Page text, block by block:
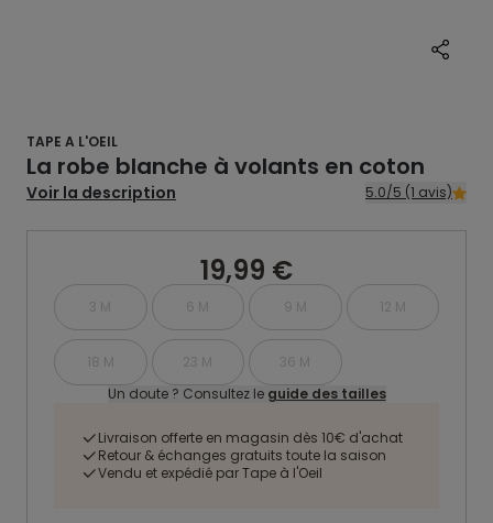
TAPE A L'OEIL
La robe blanche à volants en coton
Voir la description 5.0/5 (1 avis)
19,99 €
3 M 6 M 9 M 12 M
18 M 23 M
36 M
Un doute ? Consultez le guide des tailles
Livraison offerte en magasin dès 10€ d'achat
Retour & échanges gratuits toute la saison
Vendu et expédié par Tape à l'Oeil